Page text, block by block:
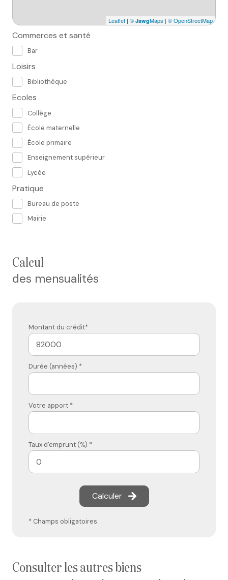
Leaflet | © JawgMaps | © OpenStreetMap
Commerces et santé
Bar
Loisirs
Bibliothèque
Ecoles
Collège
École maternelle
École primaire
Enseignement supérieur
Lycée
Pratique
Bureau de poste
Mairie
calcul
des mensualités
Montant du crédit*
Durée (années) *
Votre apport *
Taux d'emprunt (%) *
Calculer
* Champs obligatoires
consulter les autres biens